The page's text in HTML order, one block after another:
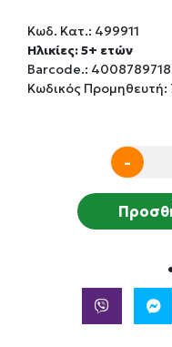
Κωδ. Κατ.: 499911
Ηλικίες: 5+ ετών
Barcode.:
Κωδικός Προμηθευτή:
-